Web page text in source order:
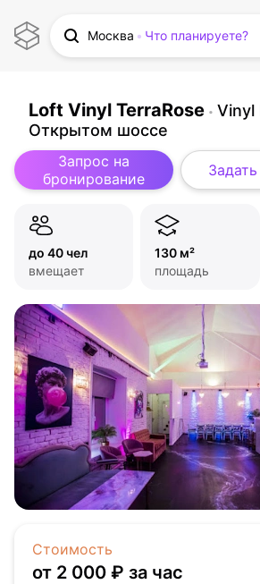
Москва Что планируете?
Loft Vinyl TerraRose
Vinyl
Открытом шоссе
Запрос на
бронирование
до 40 чел
вмещает
130 м²
площадь
Стоимость
от 2 000 ₽ за час